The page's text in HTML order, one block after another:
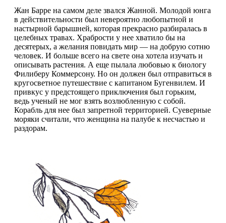
Жан Барре на самом деле звался Жанной. Молодой юнга
в действительности был невероятно любопытной и
настырной барышней, которая прекрасно разбиралась в
целебных травах. Храбрости у нее хватило бы на
десятерых, а желания повидать мир — на добрую сотню
человек. И больше всего на свете она хотела изучать и
описывать растения. А еще пылала любовью к биологу
Филиберу Коммерсону. Но он должен был отправиться в
кругосветное путешествие с капитаном Бугенвилем. И
привкус у предстоящего приключения был горьким,
ведь ученый не мог взять возлюбленную с собой.
Корабль для нее был запретной территорией. Суеверные
моряки считали, что женщина на палубе к несчастью и
раздорам.